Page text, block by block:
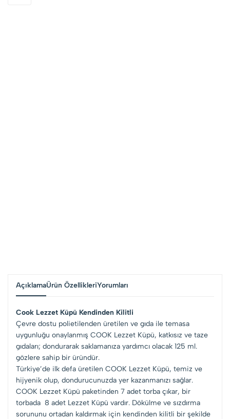
AçıklamaÜrün ÖzellikleriYorumları
Cook Lezzet Küpü Kendinden Kilitli
Çevre dostu polietilenden üretilen ve gıda ile temasa
uygunluğu onaylanmış COOK Lezzet Küpü, katkısız ve taze
gıdaları; dondurarak saklamanıza yardımcı olacak 125 ml.
gözlere sahip bir üründür.
Türkiye’de ilk defa üretilen COOK Lezzet Küpü, temiz ve
hijyenik olup, dondurucunuzda yer kazanmanızı sağlar.
COOK Lezzet Küpü paketinden 7 adet torba çıkar, bir
torbada 8 adet Lezzet Küpü vardır. Dökülme ve sızdırma
sorununu ortadan kaldırmak için kendinden kilitli bir şekilde